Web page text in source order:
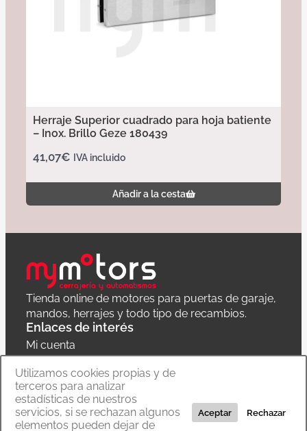
Herraje Superior cuadrado para hoja batiente
– Inox. Brillo Geze 180439
41,07€ IVA incluido
Añadir a la cesta
Tienda online de motores para puertas de garaje,
mandos, herrajes y todo tipo de recambios.
Enlaces de interés
Mi cuenta
Política de privacidad
Carrito
Utilizamos cookies propias y de
terceros para analizar
estadísticas de nuestros
servicios, si se rechazan algunos
elementos pueden dejar de
Aceptar Rechazar